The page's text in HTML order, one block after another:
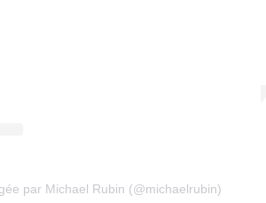
par Michael Rubin (@michaelrubin)